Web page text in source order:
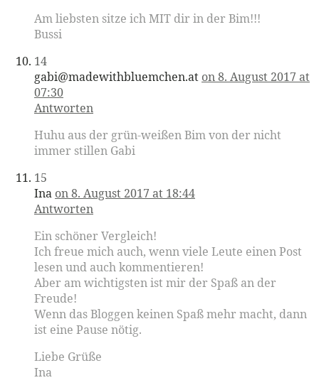
Am liebsten sitze ich MIT dir in der Bim!!!
Bussi
14
gabi@madewithbluemchen.at on 8. August 2017 at
07:30
Antworten
Huhu aus der grün-weißen Bim von der nicht
immer stillen Gabi
15
Ina on 8. August 2017 at 18:44
Antworten
Ein schöner Vergleich!
Ich freue mich auch, wenn viele Leute einen Post
lesen und auch kommentieren!
Aber am wichtigsten ist mir der Spaß an der
Freude!
Wenn das Bloggen keinen Spaß mehr macht, dann
ist eine Pause nötig.
Liebe Grüße
Ina